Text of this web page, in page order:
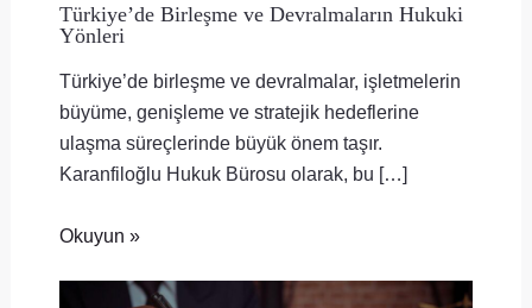
Türkiye’de Birleşme ve Devralmaların Hukuki
Yönleri
Türkiye’de birleşme ve devralmalar, işletmelerin
büyüme, genişleme ve stratejik hedeflerine
ulaşma süreçlerinde büyük önem taşır.
Karanfiloğlu Hukuk Bürosu olarak, bu […]
Okuyun »